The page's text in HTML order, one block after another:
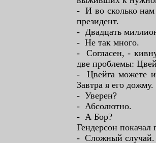
- И во сколько нам
президент.
- Двадцать
- Не так много.
- Согласен, -
две проблемы:
- Цвейга можете
Завтра я его дожму.
- Уверен?
- Абсолютно.
- А Бор?
Гендерсон покачал
- Сложный случай.